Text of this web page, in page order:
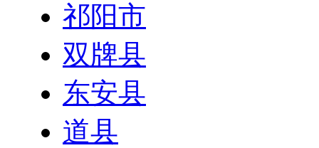
祁阳市
双牌县
东安县
道县